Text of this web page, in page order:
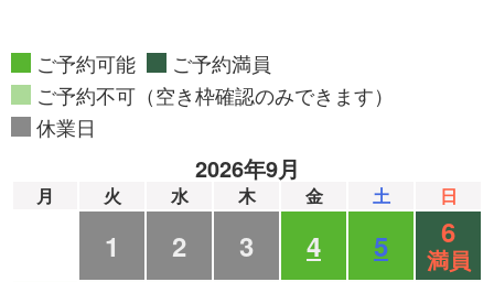
ご予約可能
ご予約満員
ご予約不可（空き枠確認のみできます）
休業日
2026年9月
月 火 水 木 金 土 日
1 2 3 4 5 6
満員